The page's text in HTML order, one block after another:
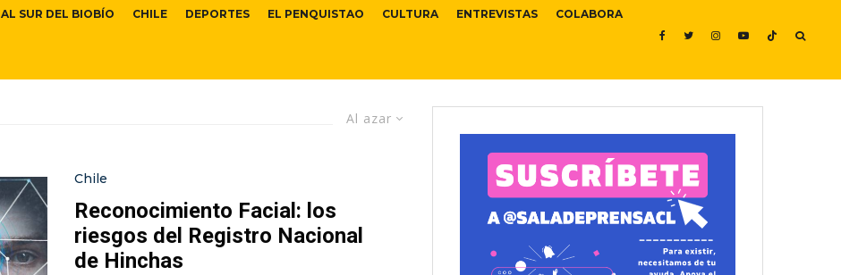
AL SUR DEL BIOBÍO CHILE DEPORTES EL PENQUISTAO CULTURA ENTREVISTAS COLABORA
Al azar
Chile
Reconocimiento Facial: los
riesgos del Registro Nacional
de Hinchas